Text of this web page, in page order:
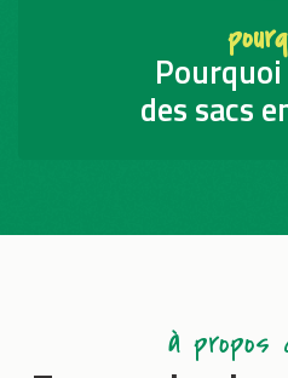
des sacs
à propos